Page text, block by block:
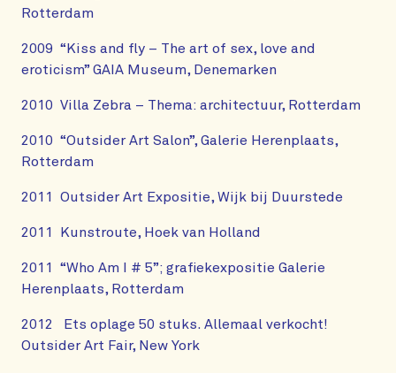
Rotterdam
2009 “Kiss and fly – The art of sex, love and
eroticism” GAIA Museum, Denemarken
2010 Villa Zebra – Thema: architectuur, Rotterdam
2010 “Outsider Art Salon”, Galerie Herenplaats,
Rotterdam
2011 Outsider Art Expositie, Wijk bij Duurstede
2011 Kunstroute, Hoek van Holland
2011 “Who Am I # 5”; grafiekexpositie Galerie
Herenplaats, Rotterdam
2012 Ets oplage 50 stuks. Allemaal verkocht!
Outsider Art Fair, New York